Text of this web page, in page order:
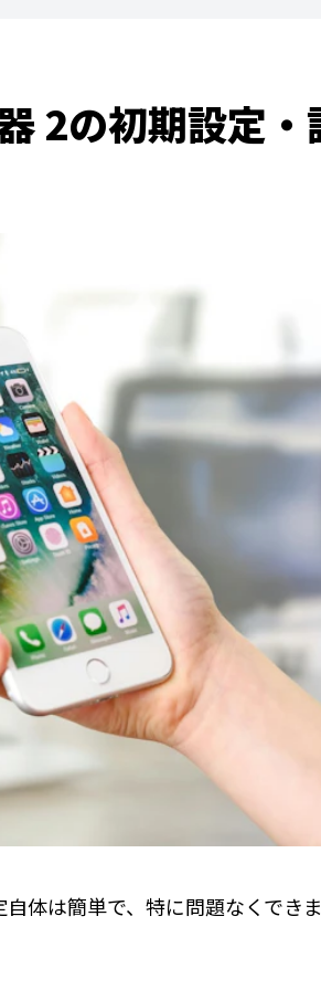
2の初期設定・
体は簡単で、特に問題なくでき